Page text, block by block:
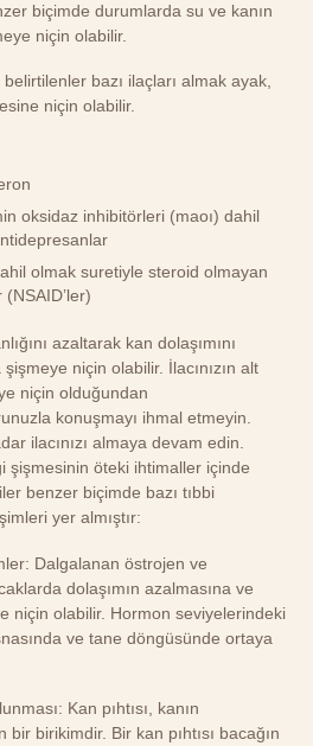
biçimde durumlarda su ve kanın
niçin olabilir.
bazı ilaçları almak ayak,
niçin olabilir.
oksidaz inhibitörleri (maoı) dahil
olmak suretiyle steroid olmayan
azaltarak kan dolaşımını
niçin olabilir. İlacınızın alt
niçin olduğundan
konuşmayı ihmal etmeyin.
ilacınızı almaya devam edin.
şişmesinin öteki ihtimaller içinde
benzer biçimde bazı tıbbi
yer almıştır:
Dalgalanan östrojen ve
dolaşımın azalmasına ve
niçin olabilir. Hormon seviyelerindeki
ve tane döngüsünde ortaya
Kan pıhtısı, kanın
bir birikimdir. Bir kan pıhtısı bacağın